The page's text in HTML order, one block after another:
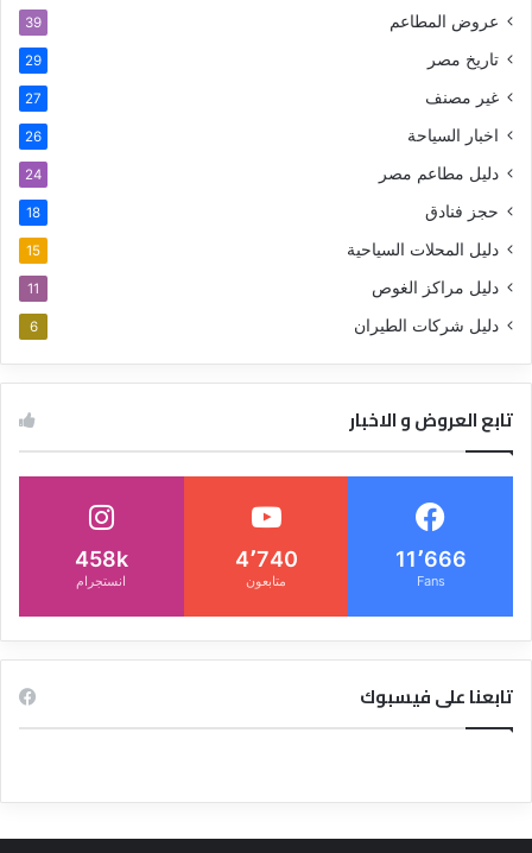
عروض المطاعم 39
تاريخ مصر 29
غير مصنف 27
اخبار السياحة 26
دليل مطاعم مصر 24
حجز فنادق 18
دليل المحلات السياحية 15
دليل مراكز الغوص 11
دليل شركات الطيران 6
تابع العروض و الاخبار
11٬666
Fans
4٬740
متابعون
458k
انستجرام
تابعنا على فيسبوك